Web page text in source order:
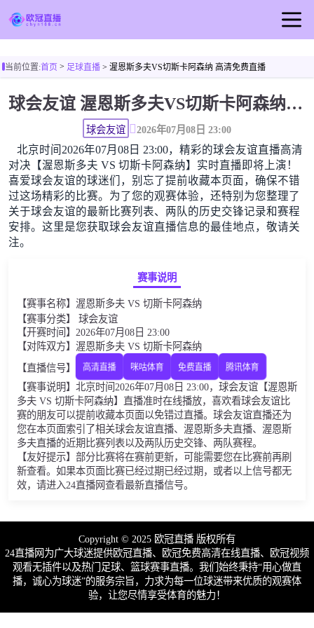
足球直播
欧冠视频
欧冠新闻
当前位置:首页> 足球直播> 渥恩斯多夫VS切斯卡阿森纳 高清免费直播
球会友谊 渥恩斯多夫VS切斯卡阿森纳高清直播免费观看
球会友谊 2026年07月08日 23:00
北京时间2026年07月08日 23:00，精彩的球会友谊直播高清
对决【渥恩斯多夫 VS 切斯卡阿森纳】实时直播即将上演！
喜爱球会友谊的球迷们，别忘了提前收藏本页面，确保不错
过这场精彩的比赛。为了您的观赛体验，还特别为您整理了
关于球会友谊的最新比赛列表、两队的历史交锋记录和赛程
安排。这里是您获取球会友谊直播信息的最佳地点，敬请关
注。
赛事说明
【赛事名称】渥恩斯多夫 VS 切斯卡阿森纳
【赛事分类】 球会友谊
【开赛时间】2026年07月08日 23:00
【对阵双方】渥恩斯多夫 VS 切斯卡阿森纳
【直播信号】
高清直播 咪咕体育 免费直播 腾讯体育
【赛事说明】北京时间2026年07月08日 23:00，球会友谊【渥恩斯
多夫 VS 切斯卡阿森纳】直播准时在线播放，喜欢看球会友谊比
赛的朋友可以提前收藏本页面以免错过直播。球会友谊直播还为
您在本页面索引了相关球会友谊直播、渥恩斯多夫直播、渥恩斯
多夫直播的近期比赛列表以及两队历史交锋、两队赛程。
【友好提示】部分比赛将在赛前更新，可能需要您在比赛前再刷
新查看。如果本页面比赛已经过期已经过期，或者以上信号都无
效，请进入24直播网查看最新直播信号。
Copyright © 2025 欧冠直播 版权所有
24直播网为广大球迷提供欧冠直播、欧冠免费高清在线直播、欧冠视频
观看无插件以及热门足球、篮球赛事直播。我们始终秉持“用心做直
播，诚心为球迷”的服务宗旨，力求为每一位球迷带来优质的观赛体
验，让您尽情享受体育的魅力！